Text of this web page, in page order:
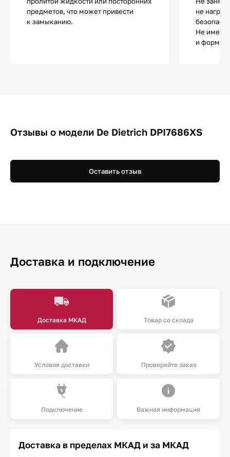
предметов, что может привести
к замыканию.
не
Не имеет
и форма
Отзывы о модели De Dietrich DPI7686XS
Оставить отзыв
Доставка и подключение
Доставка МКАД Товар со склада
Условия доставки Проверяйте заказ
Подключение Важная информация
Доставка в пределах МКАД и за МКАД